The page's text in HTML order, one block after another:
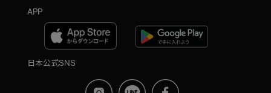
APP
日本公式SNS